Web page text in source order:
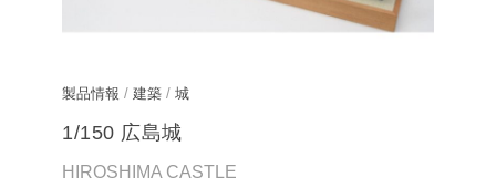
製品情報 / 建築 / 城
1/150 広島城
HIROSHIMA CASTLE